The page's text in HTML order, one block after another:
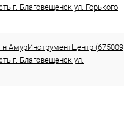
г. Благовещенск ул. Горького
АмурИнструментЦентр (675009
г. Благовещенск ул.